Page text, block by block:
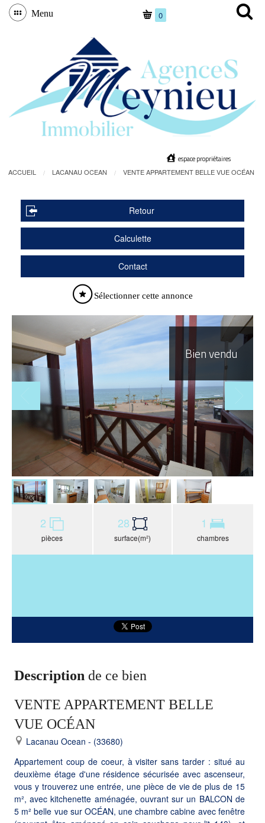
Menu 0
espace propriétaires
ACCUEIL
LACANAU OCEAN VENTE APPARTEMENT BELLE VUE OCÉAN
Retour
Calculette
Contact
Sélectionner cette annonce
Bien vendu
2
pièces
28
surface(m²)
1
chambres
Description de ce bien
VENTE APPARTEMENT BELLE
VUE OCÉAN
Lacanau Ocean - (33680)
Appartement coup de coeur, à visiter sans tarder : situé au
deuxième étage d'une résidence sécurisée avec ascenseur,
vous y trouverez une entrée, une pièce de vie de plus de 15
m², avec kitchenette aménagée, ouvrant sur un BALCON de
5 m² belle vue sur OCÉAN, une chambre cabine avec fenêtre